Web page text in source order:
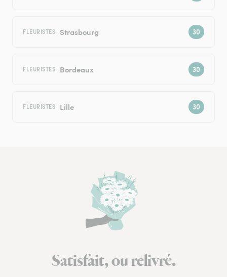
FLEURISTES Strasbourg
FLEURISTES Bordeaux
FLEURISTES Lille
Satisfait, ou relivré.